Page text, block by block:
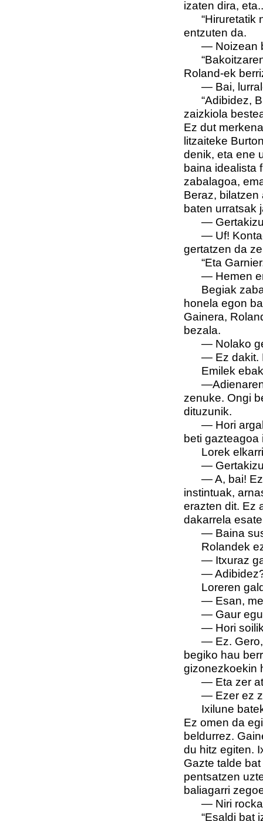
izaten dira,
“Hiruretatik
entzuten da.
— Noizean
Roland-ek
— Bai,
“Adibidez,
zaizkiola
Ez dut
litzaiteke
denik, eta ene
baina idealista
zabalagoa,
Beraz,
baten urratsak
—
— Uf!
gertatzen da
“Eta
— Hemen
Begiak
honela egon
Gainera,
bezala.
— Nolako
— Ez dakit.
Emilek
zenuke. Ongi
dituzunik.
— Hori
beti gazteagoa
Lorek
—
—A, bai!
instintuak,
erazten dit. Ez
dakarrela
— Baina
Rolandek
— Itxuraz
—
Loreren
— Esan,
— Gaur
— Hori
— Ez.
begiko hau
gizonezkoekin
— Eta zer
— Ezer ez
Ixilune
Ez omen da
beldurrez.
du hitz egiten.
Gazte talde
pentsatzen
baliagarri
— Niri
“Esaldi bat